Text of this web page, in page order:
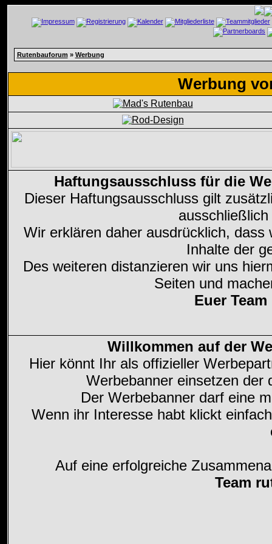
Rutenbauforum » Werbung
Werbung
Haftungsausschluss für die
Dieser Haftungsausschluss gilt
Wir erklären daher ausdrücklich,
Inhalte der
Des weiteren distanzieren wir uns
Seiten und
Euer
Willkommen auf der
Hier könnt Ihr als offizieller
Werbebanner einsetzen der
Der Werbebanner darf eine
Wenn ihr Interesse habt klickt
Auf eine erfolgreiche
Team